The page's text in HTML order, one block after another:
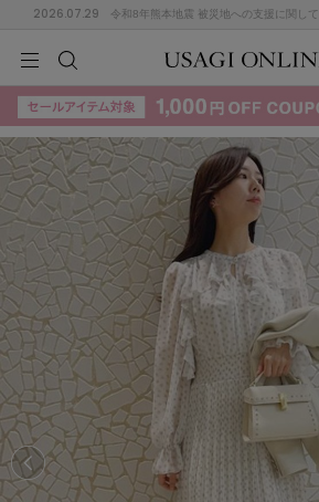
2026.07.29 令和8年熊本地震 被災地への支援に関して
検索
KIDSBABYBEAUTYLIFE STYLE
(715)
(3074)
ス/ドレス (1179)
(570)
ームウェア (535)
(121)
KIDSBABYBEAUTYLIFE STYLE
B C D E F G
J K L M N
P Q R S T U
W X Y Z
他
ACYM
アシーム